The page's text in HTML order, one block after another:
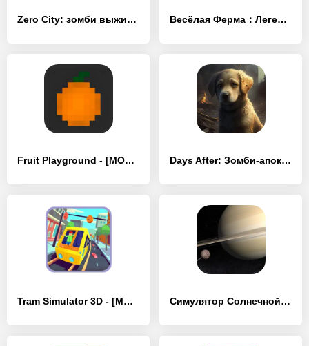
Zero City: зомби выживание - [MOD Бесконечные монеты] Весёлая Ферма：Легендарная игра - [MOD Много монет]
Fruit Playground - [MOD Много монет] Days After: Зомби-апокалипсис - [MOD Много денег]
Tram Simulator 3D - [MOD Много монет] Симулятор Солнечной системы - [MOD Много монет]